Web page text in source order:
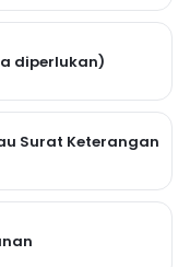
diperlukan)
Surat Keterangan